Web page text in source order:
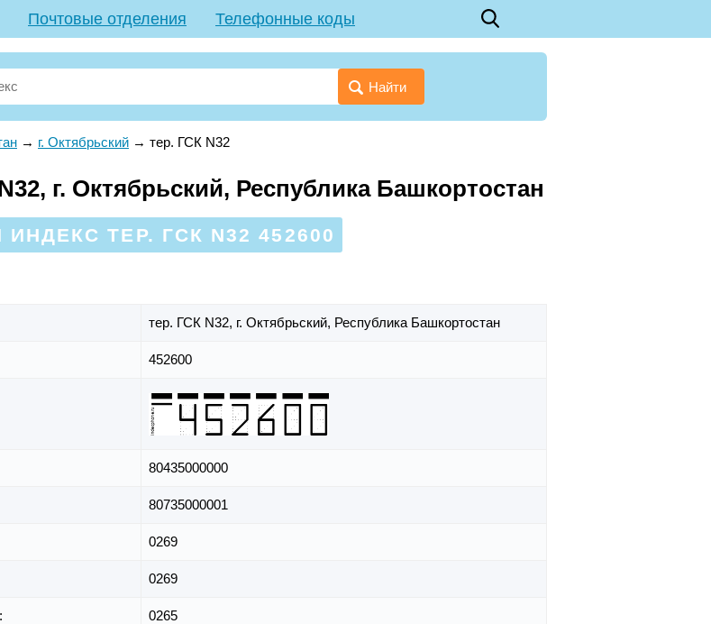
Почтовые отделения Телефонные коды
Найти
→ г. Октябрьский → тер. ГСК N32
г. Октябрьский, Республика Башкортостан
ТЕР. ГСК N32 452600
тер. ГСК N32, г. Октябрьский, Республика Башкортостан
452600
80435000000
80735000001
0269
0269
0265